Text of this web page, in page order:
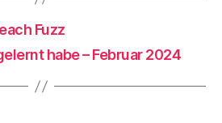
Fuzz
habe – Februar 2024